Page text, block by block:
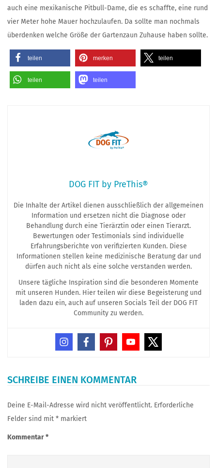
auch eine mexikanische Pitbull-Dame, die es schaffte, eine rund
vier Meter hohe Mauer hochzulaufen. Da sollte man nochmals
überdenken welche Größe der Gartenzaun Zuhause haben sollte.
teilen merken teilen
teilen teilen
DOG FIT by PreThis®
Die Inhalte der Artikel dienen ausschließlich der allgemeinen
Information und ersetzen nicht die Diagnose oder
Behandlung durch eine Tierärztin oder einen Tierarzt.
Bewertungen oder Testimonials sind individuelle
Erfahrungsberichte von verifizierten Kunden. Diese
Informationen stellen keine medizinische Beratung dar und
dürfen auch nicht als eine solche verstanden werden.
Unsere tägliche Inspiration sind die besonderen Momente
mit unseren Hunden. Hier teilen wir diese Begeisterung und
laden dazu ein, auch auf unseren Socials Teil der DOG FIT
Community zu werden.
SCHREIBE EINEN KOMMENTAR
Deine E-Mail-Adresse wird nicht veröffentlicht. Erforderliche
Felder sind mit * markiert
Kommentar*